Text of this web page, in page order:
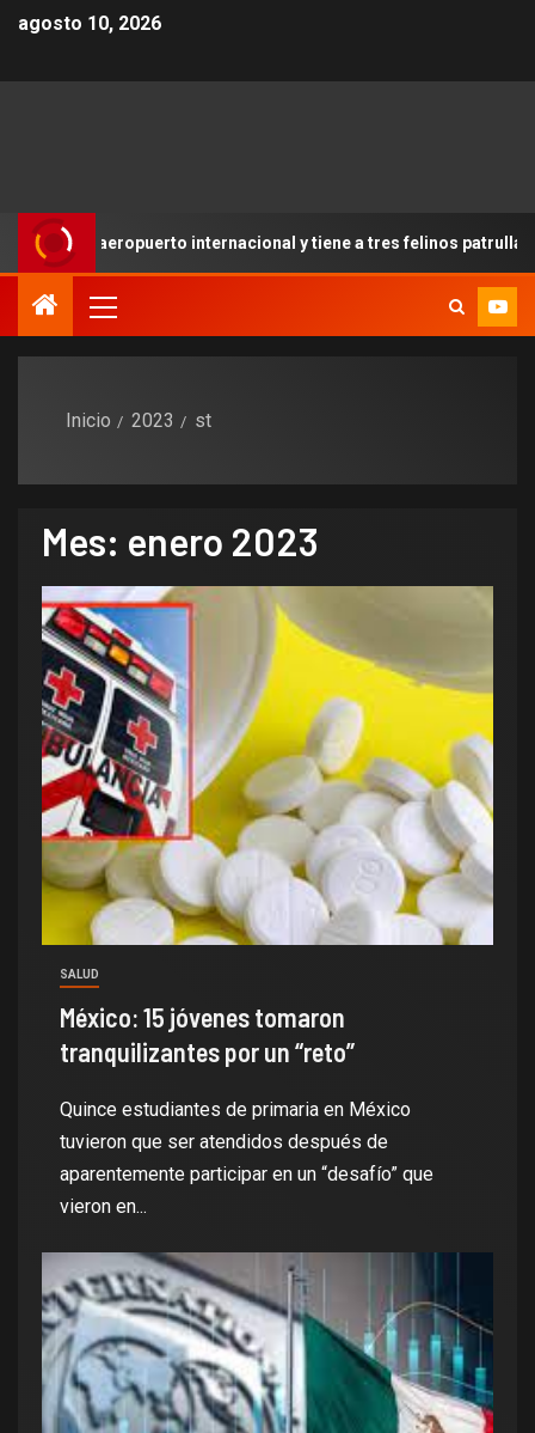
agosto 10, 2026
internacional y tiene a tres felinos patrullando las puertas
Inicio 2023 st
Mes: enero 2023
SALUD
México: 15 jóvenes tomaron
tranquilizantes por un “reto”
Quince estudiantes de primaria en México
tuvieron que ser atendidos después de
aparentemente participar en un “desafío” que
vieron en...